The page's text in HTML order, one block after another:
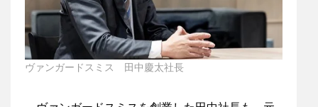
ヴァンガードスミス 田中慶太社長